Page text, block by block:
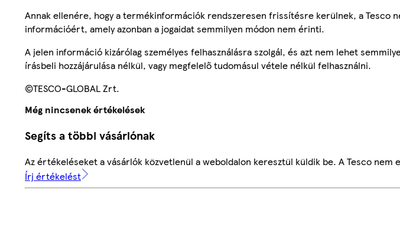
Annak ellenére, hogy a termékinformációk rendszeresen frissítésre kerülnek, a Tesco
információért, amely azonban a jogaidat semmilyen módon nem érinti.
A jelen információ kizárólag személyes felhasználásra szolgál, és azt nem lehet
írásbeli hozzájárulása nélkül, vagy megfelelő tudomásul vétele nélkül felhasználni.
©TESCO-GLOBAL Zrt.
Még nincsenek értékelések
Segíts a többi vásárlónak
Az értékeléseket a vásárlók közvetlenül a weboldalon keresztül küldik be. A Tesco nem
Írj értékelést